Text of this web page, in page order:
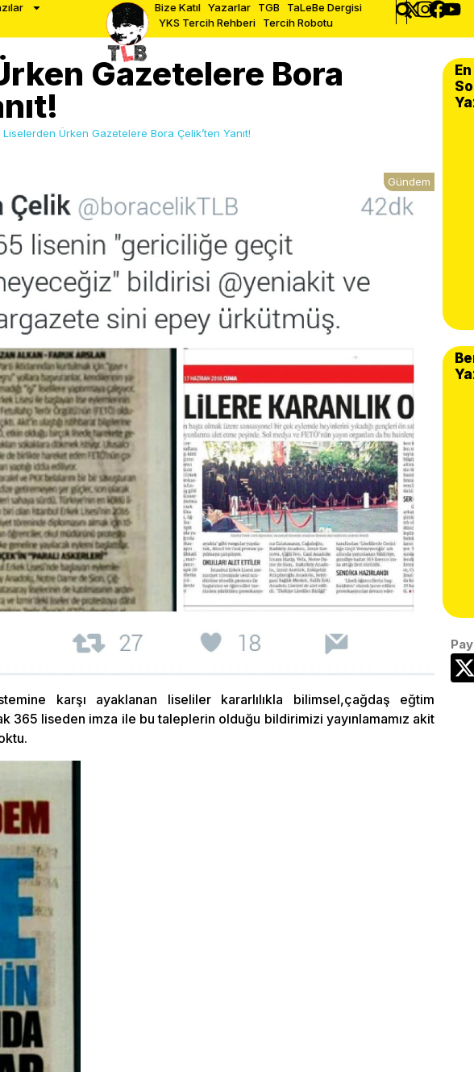
Bize Katıl Yazarlar TGB TaLeBe Dergisi
YKS Tercih Rehberi Tercih Robotu
Gazetelere Bora
Liselerden Ürken Gazetelere Bora Çelik’ten Yanıt!
Gündem
karşı ayaklanan liseliler kararlılıkla bilimsel,çağdaş eğtim
365 liseden imza ile bu taleplerin olduğu bildirimizi yayınlamamız akit
En